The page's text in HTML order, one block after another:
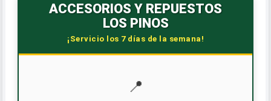
ACCESORIOS Y REPUESTOS
LOS PINOS
¡Servicio los 7 días de la semana!
📍